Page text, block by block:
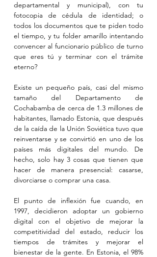
departamental y municipal), con tu
fotocopia de cédula de identidad; o
todos los documentos que te piden todo
el tiempo, y tu folder amarillo intentando
convencer al funcionario público de turno
que eres tú y terminar con el trámite
eterno?
Existe un pequeño país, casi del mismo
tamaño del Departamento de
Cochabamba de cerca de 1.3 millones de
habitantes, llamado Estonia, que después
de la caída de la Unión Soviética tuvo que
reinventarse y se convirtió en uno de los
países más digitales del mundo. De
hecho, solo hay 3 cosas que tienen que
hacer de manera presencial: casarse,
divorciarse o comprar una casa.
El punto de inflexión fue cuando, en
1997, decidieron adoptar un gobierno
digital con el objetivo de mejorar la
competitividad del estado, reducir los
tiempos de trámites y mejorar el
bienestar de la gente. En Estonia, el 98%